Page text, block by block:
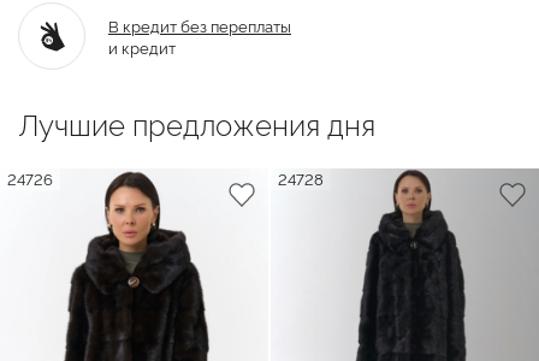
В кредит без переплаты
и кредит
Лучшие предложения дня
24726 24728